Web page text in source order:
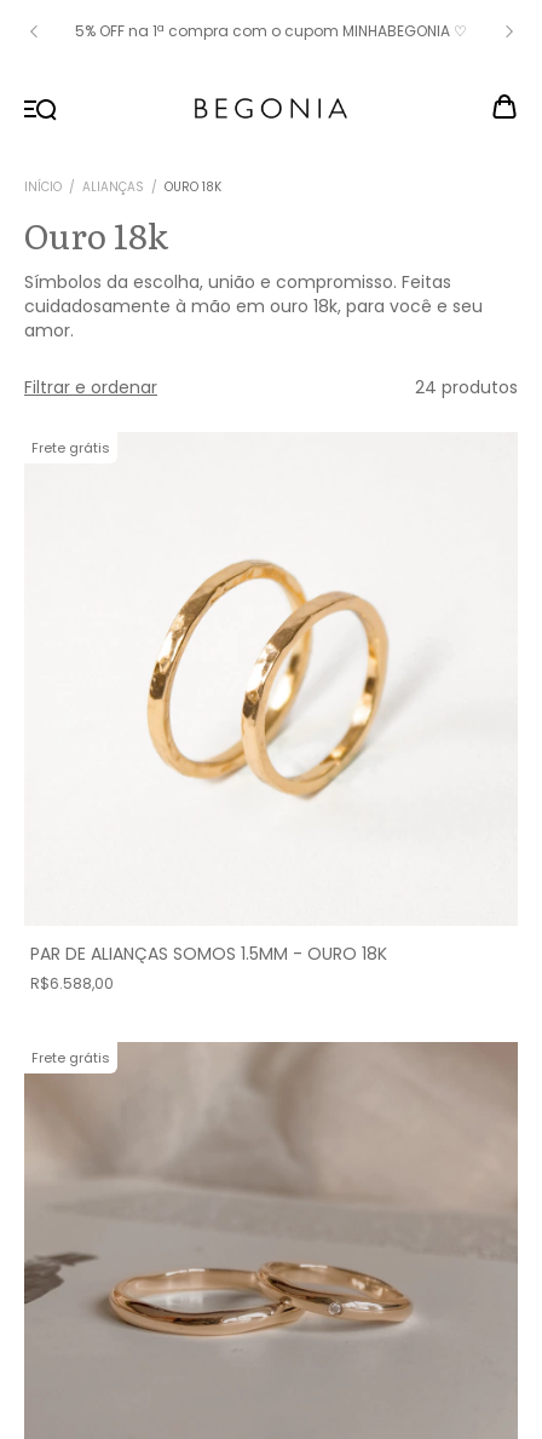
5% OFF na 1ª compra com o cupom MINHABEGONIA ♡
INÍCIO / ALIANÇAS / OURO 18K
Ouro 18k
Símbolos da escolha, união e compromisso. Feitas
cuidadosamente à mão em ouro 18k, para você e seu
amor.
Filtrar e ordenar 24 produtos
Frete grátis
PAR DE ALIANÇAS SOMOS 1.5MM - OURO 18K
R$6.588,00
Frete grátis